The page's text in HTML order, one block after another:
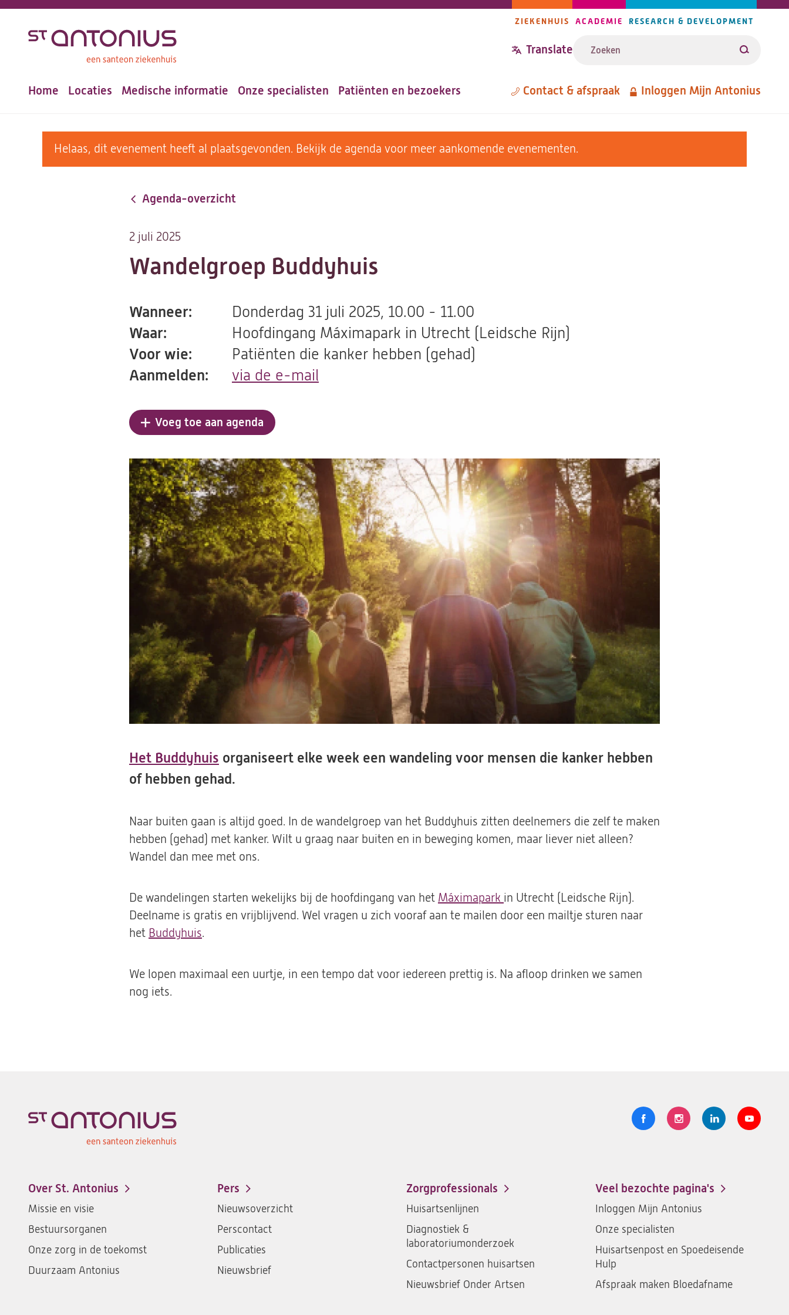
inhoud
navigatie
ZIEKENHUIS ACADEMIE RESEARCH & DEVELOPMENT
Translate Zoeken
Hoofdnavigatie
Home Locaties Medische informatie Onze specialisten Patiënten en bezoekers Metanavigatie
Contact & afspraak Inloggen Mijn Antonius
warning
Helaas, dit evenement heeft al plaatsgevonden. Bekijk de agenda voor meer aankomende evenementen.
Agenda-overzicht
2 juli 2025
Wandelgroep Buddyhuis
Wanneer: Donderdag 31 juli 2025, 10.00 - 11.00
Waar: Hoofdingang Máximapark in Utrecht (Leidsche Rijn)
Voor wie: Patiënten die kanker hebben (gehad)
Aanmelden: via de e-mail
tab)
Voeg toe aan agenda
Het Buddyhuis organiseert elke week een wandeling voor mensen die kanker hebben
of hebben gehad.
Naar buiten gaan is altijd goed. In de wandelgroep van het Buddyhuis zitten deelnemers die zelf te maken
hebben (gehad) met kanker. Wilt u graag naar buiten en in beweging komen, maar liever niet alleen?
Wandel dan mee met ons.
De wandelingen starten wekelijks bij de hoofdingang van het Máximapark (opent
in
tab)
in Utrecht (Leidsche Rijn).
Deelname is gratis en vrijblijvend. Wel vragen u zich vooraf aan te mailen door een mailtje sturen naar
het Buddyhuis(opent
een
.
We lopen maximaal een uurtje, in een tempo dat voor iedereen prettig is. Na afloop drinken we samen
nog iets.
Volg
Logo
santeon
ziekenhuis
op
Facebook
Logo
santeon
ziekenhuis
Instagram
Logo
santeon
LinkedIn
Logo
Footer-
menu
Over St. Antonius
Missie en visie
Bestuursorganen
Onze zorg in de toekomst
Duurzaam Antonius
Pers
Nieuwsoverzicht
Perscontact
Publicaties
Nieuwsbrief
Zorgprofessionals
Huisartsenlijnen
Diagnostiek &
laboratoriumonderzoek
Contactpersonen huisartsen
Nieuwsbrief Onder Artsen
Veel bezochte pagina's
Inloggen Mijn Antonius
Onze specialisten
Huisartsenpost en Spoedeisende
Hulp
Afspraak maken Bloedafname